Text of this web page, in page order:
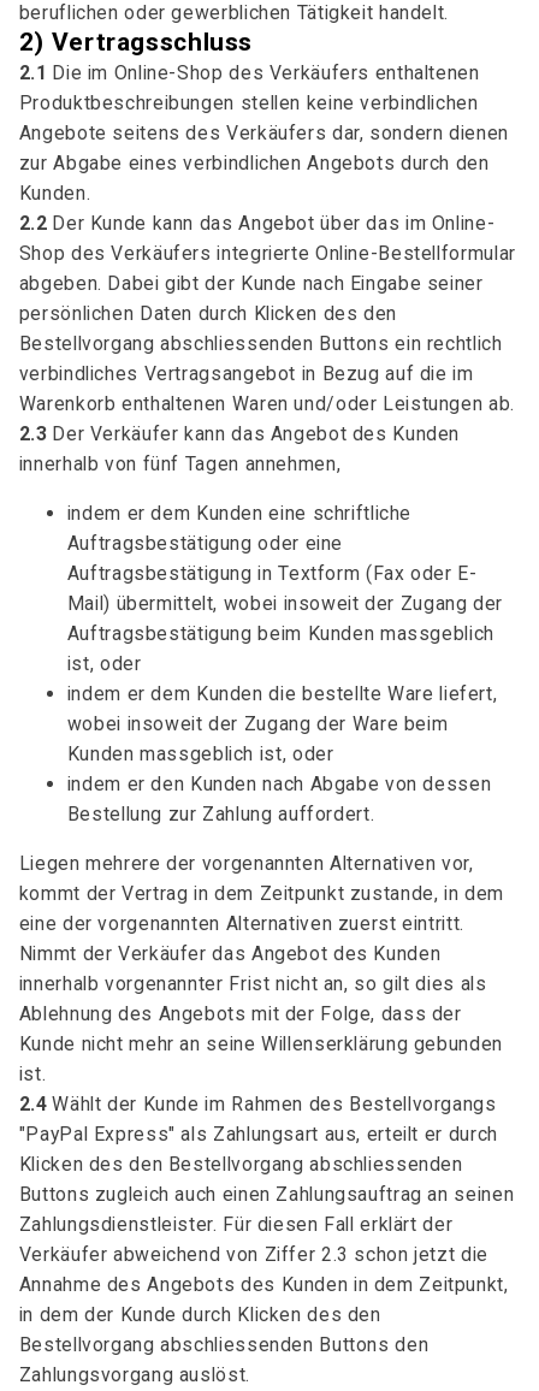
beruflichen oder gewerblichen Tätigkeit handelt.
2) Vertragsschluss
2.1 Die im Online-Shop des Verkäufers enthaltenen
Produktbeschreibungen stellen keine verbindlichen
Angebote seitens des Verkäufers dar, sondern dienen
zur Abgabe eines verbindlichen Angebots durch den
Kunden.
2.2 Der Kunde kann das Angebot über das im Online-
Shop des Verkäufers integrierte Online-Bestellformular
abgeben. Dabei gibt der Kunde nach Eingabe seiner
persönlichen Daten durch Klicken des den
Bestellvorgang abschliessenden Buttons ein rechtlich
verbindliches Vertragsangebot in Bezug auf die im
Warenkorb enthaltenen Waren und/oder Leistungen ab.
2.3 Der Verkäufer kann das Angebot des Kunden
innerhalb von fünf Tagen annehmen,
indem er dem Kunden eine schriftliche
Auftragsbestätigung oder eine
Auftragsbestätigung in Textform (Fax oder E-
Mail) übermittelt, wobei insoweit der Zugang der
Auftragsbestätigung beim Kunden massgeblich
ist, oder
indem er dem Kunden die bestellte Ware liefert,
wobei insoweit der Zugang der Ware beim
Kunden massgeblich ist, oder
indem er den Kunden nach Abgabe von dessen
Bestellung zur Zahlung auffordert.
Liegen mehrere der vorgenannten Alternativen vor,
kommt der Vertrag in dem Zeitpunkt zustande, in dem
eine der vorgenannten Alternativen zuerst eintritt.
Nimmt der Verkäufer das Angebot des Kunden
innerhalb vorgenannter Frist nicht an, so gilt dies als
Ablehnung des Angebots mit der Folge, dass der
Kunde nicht mehr an seine Willenserklärung gebunden
ist.
2.4 Wählt der Kunde im Rahmen des Bestellvorgangs
"PayPal Express" als Zahlungsart aus, erteilt er durch
Klicken des den Bestellvorgang abschliessenden
Buttons zugleich auch einen Zahlungsauftrag an seinen
Zahlungsdienstleister. Für diesen Fall erklärt der
Verkäufer abweichend von Ziffer 2.3 schon jetzt die
Annahme des Angebots des Kunden in dem Zeitpunkt,
in dem der Kunde durch Klicken des den
Bestellvorgang abschliessenden Buttons den
Zahlungsvorgang auslöst.